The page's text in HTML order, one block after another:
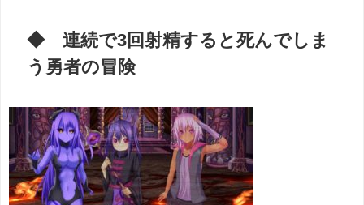
◆ 連続で3回射精すると死んでしま
う勇者の冒険